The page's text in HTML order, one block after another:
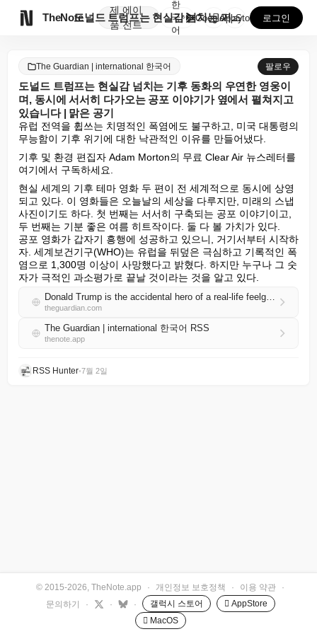
TheNote
제
품
에이
전트
도널드 트럼프는 현실감 넘치는 기후 동화의 우연한 영웅...
한
국
어
GooglePlay
AppStore 로그인
The Guardian | international 한국어 팔로우
도널드 트럼프는 현실감 넘치는 기후 동화의 우연한 영웅이
며, 동시에 서서히 다가오는 공포 이야기가 옆에서 펼쳐지고
있습니다 | 맑은 공기
유럽 전역을 휩쓰는 치명적인 폭염에도 불구하고, 미국 대통령의
무능함이 기후 위기에 대한 낙관적인 이유를 만들어냈다.
기후 및 환경 편집자 Adam Morton의 무료 Clear Air 뉴스레터를
여기에서 구독하세요.
현실 세계의 기후 테마 영화 두 편이 전 세계적으로 동시에 상영
되고 있다. 이 영화들은 오늘날의 세상을 다루지만, 미래의 스냅
사진이기도 하다. 첫 번째는 서서히 구축되는 공포 이야기이고,
두 번째는 기분 좋은 여름 히트작이다. 둘 다 볼 가치가 있다.
공포 영화가 갑자기 흥행에 성공하고 있으니, 거기서부터 시작하
자. 세계보건기구(WHO)는 유럽을 뒤덮은 극심하고 기록적인 폭
염으로 1,300명 이상이 사망했다고 밝혔다. 하지만 누구나 그 숫
자가 극적인 과소평가로 끝날 것이라는 것을 알고 있다.
Donald Trump is the accidental hero of a real-life feelgood climate tale even as a creeping horror story plays alongside | Clear Air
theguardian.com
The Guardian | international 한국어 RSS
thenote.app
RSS Hunter•7월 2일
© 2015-2026, TheNote.app · 개인정보 보호정책 · 이용 약관
·
문의하기
· · · 갤럭시 스토어
 AppStore
 MacOS